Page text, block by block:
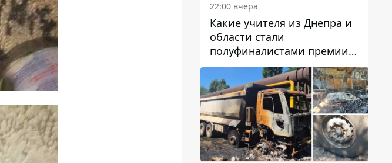
22:00 вчера
Какие учителя из Днепра и
области стали
полуфиналистами премии
Global Teacher Prize Ukraine
2026